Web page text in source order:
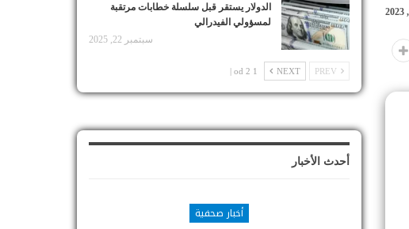
الدولار يستقر قبل سلسلة خطابات مرتقبة
لمسؤولي الفيدرالي
سبتمبر 22, 2025
NEXT
1 od 2 |
أحدث الأخبار
أخبار صحفية